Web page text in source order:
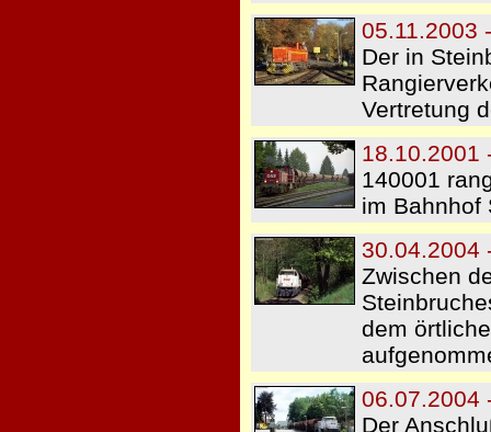
05.11.2003
Der in
Vertretung
18.10.2001
140001
im Bahnhof
30.04.2004
Zwischen
dem
06.07.2004
Der